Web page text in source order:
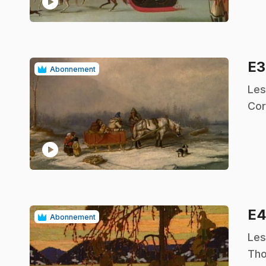
Abonnement
play_circle
E3
.
Abonnement E4
.